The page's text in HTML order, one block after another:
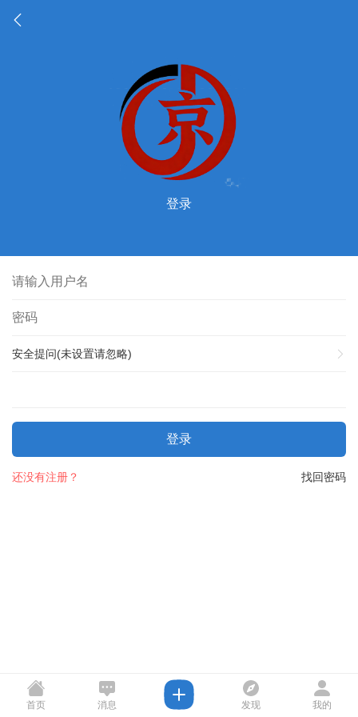
登录
安全提问(未设置请忽略)
登录
找回密码
还没有注册？
首页 消息 发现 我的